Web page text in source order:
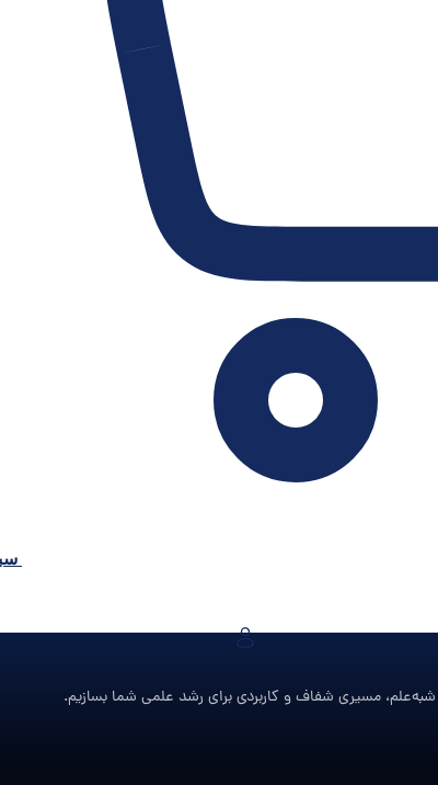
مسیری شفاف و کاربردی برای رشد علمی شما بسازیم.